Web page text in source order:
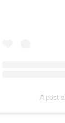
A post